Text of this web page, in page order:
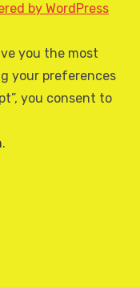
by WordPress
you the most
your preferences
you consent to
.